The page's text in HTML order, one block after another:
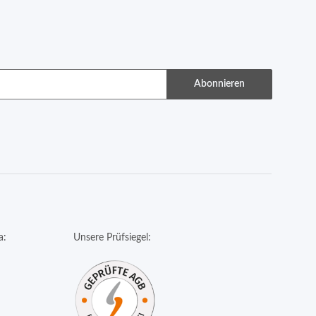
Abonnieren
Unsere Prüfsiegel: